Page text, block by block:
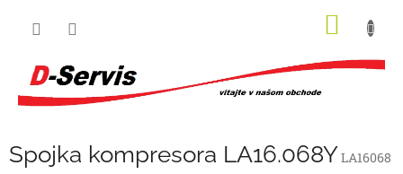
Spojka kompresora LA16.068YLA16068